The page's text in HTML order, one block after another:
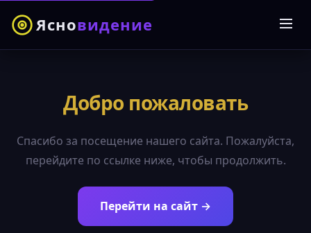
Ясновидение
Добро пожаловать
Спасибо за посещение нашего сайта. Пожалуйста,
перейдите по ссылке ниже, чтобы продолжить.
Перейти на сайт →